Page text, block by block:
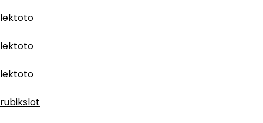
lektoto
lektoto
lektoto
rubikslot